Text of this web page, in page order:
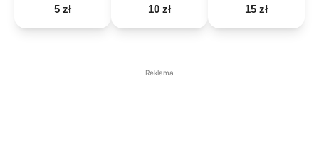
5 zł 10 zł 15 zł
Reklama